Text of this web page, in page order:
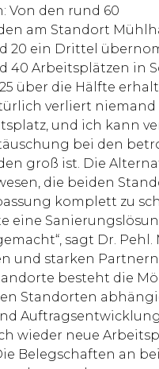
Von den rund 60
am Standort
20 ein Drittel
40 Arbeitsplätzen in
über die Hälfte
verliert niemand
und ich kann
bei den
groß ist. Die
die beiden
komplett zu
eine
sagt Dr. Pehl.
und starken
besteht die
Standorten
Auftragsentwicklung
wieder neue
Belegschaften an